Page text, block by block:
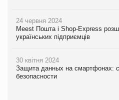
24 червня 2024
Meest Пошта і Shop-Express
українських підприємців
30 квітня 2024
Защита данных на смартфонах:
безопасности